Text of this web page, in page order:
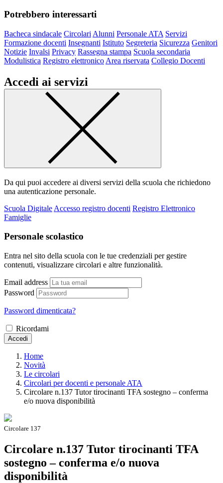
Potrebbero interessarti
Bacheca sindacale Circolari Alunni Personale ATA Servizi
Formazione docenti Insegnanti Istituto Segreteria Sicurezza Genitori
Notizie Invalsi Privacy Rassegna stampa Scuola secondaria
Modulistica Registro elettronico Area riservata Collegio Docenti
Accedi ai servizi
Da qui puoi accedere ai diversi servizi della scuola che richiedono
una autenticazione personale.
Scuola Digitale Accesso registro docenti Registro Elettronico
Famiglie
Personale scolastico
Entra nel sito della scuola con le tue credenziali per gestire
contenuti, visualizzare circolari e altre funzionalità.
Email address
Password
Password dimenticata?
Ricordami
Accedi
Home
Novità
Le circolari
Circolari per docenti e personale ATA
Circolare n.137 Tutor tirocinanti TFA sostegno – conferma
e/o nuova disponibilità
Circolare 137
Circolare n.137 Tutor tirocinanti TFA
sostegno – conferma e/o nuova
disponibilità